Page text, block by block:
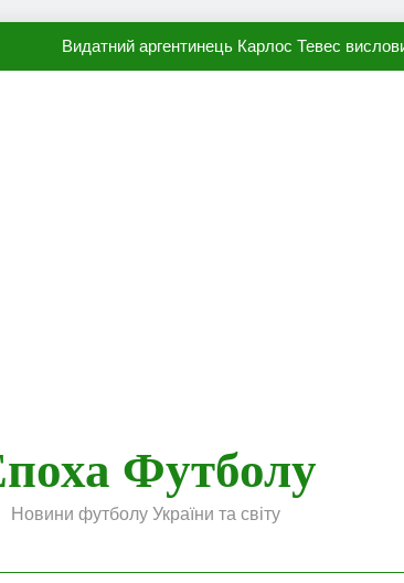
Видатний аргентинець Карлос Тевес
Футболу
Новини футболу України та світу